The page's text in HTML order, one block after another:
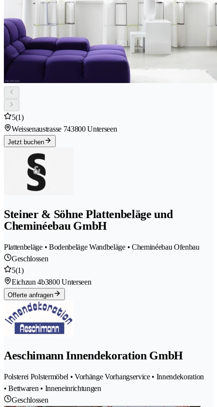
5(1)
Weissenaustrasse 743800 Unterseen
Jetzt buchen
Steiner & Söhne Plattenbeläge und
Cheminéebau GmbH
Plattenbeläge • Bodenbeläge Wandbeläge • Cheminéebau Ofenbau
Geschlossen
5(1)
Eichzun 4b3800 Unterseen
Offerte anfragen
Aeschimann Innendekoration GmbH
Polsterei Polstermöbel • Vorhänge Vorhangservice • Innendekoration
• Bettwaren • Inneneinrichtungen
Geschlossen